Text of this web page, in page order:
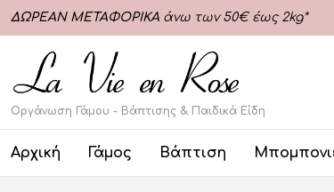
ΔΩΡΕΑΝ ΜΕΤΑΦΟΡΙΚΑ άνω των 50€ έως 2kg*
Οργάνωση Γάμου - Βάπτισης & Παιδικά Είδη
Αρχική Γάμος Βάπτιση